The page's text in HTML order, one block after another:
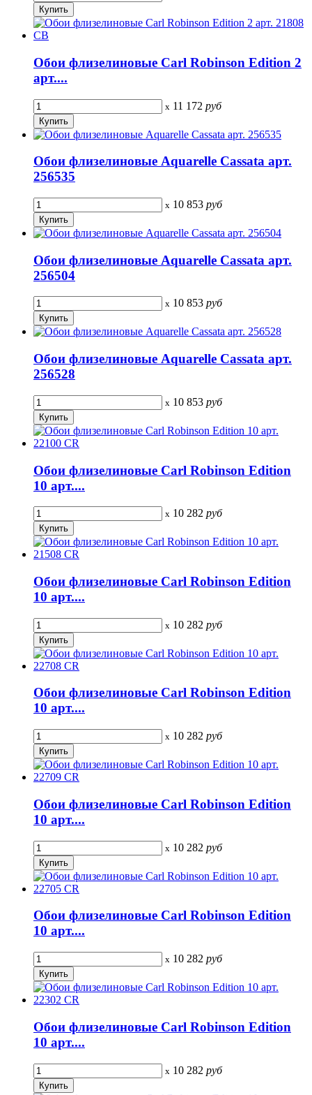
Обои флизелиновые Carl Robinson Edition 2
арт....
x 11 172 руб
Обои флизелиновые Aquarelle Cassata арт.
256535
x 10 853 руб
Обои флизелиновые Aquarelle Cassata арт.
256504
x 10 853 руб
Обои флизелиновые Aquarelle Cassata арт.
256528
x 10 853 руб
Обои флизелиновые Carl Robinson Edition
10 арт....
x 10 282 руб
Обои флизелиновые Carl Robinson Edition
10 арт....
x 10 282 руб
Обои флизелиновые Carl Robinson Edition
10 арт....
x 10 282 руб
Обои флизелиновые Carl Robinson Edition
10 арт....
x 10 282 руб
Обои флизелиновые Carl Robinson Edition
10 арт....
x 10 282 руб
Обои флизелиновые Carl Robinson Edition
10 арт....
x 10 282 руб